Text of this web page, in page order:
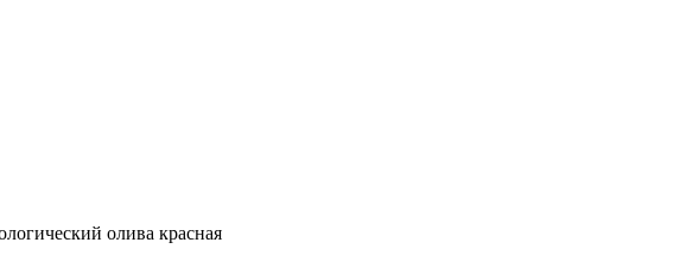
олива красная